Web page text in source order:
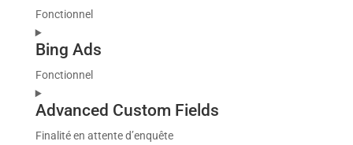
Fonctionnel
Consent
to
service
(elegant-
Bing Ads
Fonctionnel
Consent
to
service
Advanced Custom Fields
Finalité en attente d’enquête